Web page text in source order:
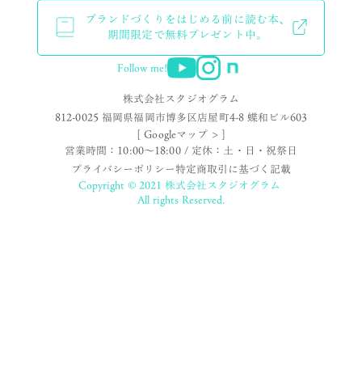
ブランドづくりをはじめる前に読む本、
期間限定で無料プレゼント中。
Follow me!
株式会社スタジオグラム
812-0025 福岡県福岡市博多区店屋町4-8 蝶和ビル603
[ Googleマップ > ]
営業時間：10:00〜18:00 / 定休：土・日・祝祭日
プライバシーポリシー特定商取引に基づく記載
Copyright © 2021 株式会社スタジオグラム
All rights Reserved.